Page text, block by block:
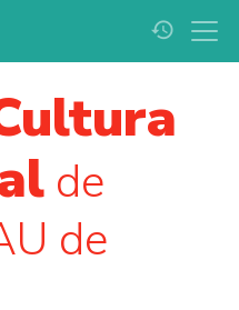
history
de
de